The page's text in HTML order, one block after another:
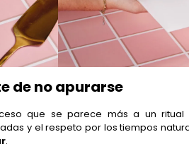
de no apurarse
que se parece más a un
y el respeto por los tiempos
.